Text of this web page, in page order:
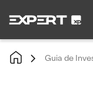
Guia de